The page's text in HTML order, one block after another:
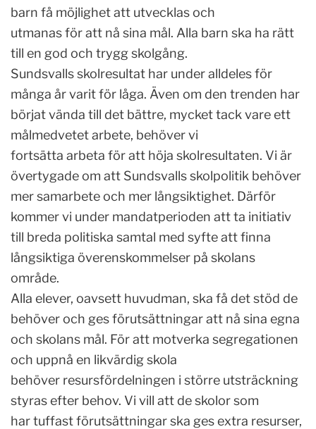
barn få möjlighet att utvecklas och
utmanas för att nå sina mål. Alla barn ska ha rätt
till en god och trygg skolgång.
Sundsvalls skolresultat har under alldeles för
många år varit för låga. Även om den trenden har
börjat vända till det bättre, mycket tack vare ett
målmedvetet arbete, behöver vi
fortsätta arbeta för att höja skolresultaten. Vi är
övertygade om att Sundsvalls skolpolitik behöver
mer samarbete och mer långsiktighet. Därför
kommer vi under mandatperioden att ta initiativ
till breda politiska samtal med syfte att finna
långsiktiga överenskommelser på skolans
område.
Alla elever, oavsett huvudman, ska få det stöd de
behöver och ges förutsättningar att nå sina egna
och skolans mål. För att motverka segregationen
och uppnå en likvärdig skola
behöver resursfördelningen i större utsträckning
styras efter behov. Vi vill att de skolor som
har tuffast förutsättningar ska ges extra resurser,